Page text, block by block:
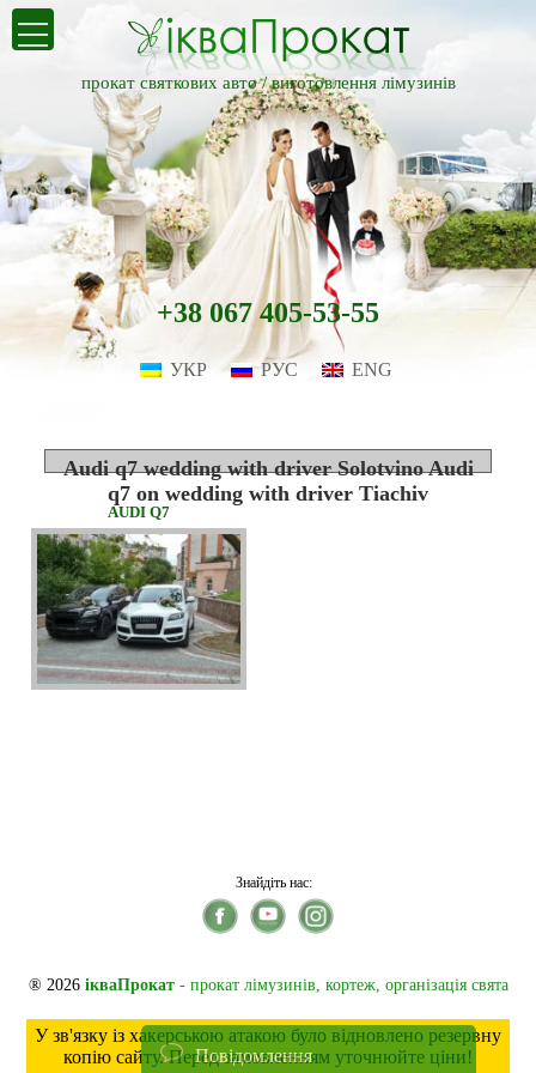
прокат святкових авто /виготовлення лімузинів
+38 067 405-53-55
УКР РУС ENG
Audi q7 wedding with driver Solotvino Audi
q7 on wedding with driver Tiachiv
AUDI Q7
Знайдіть нас:
® 2026 ікваПрокат- прокат лімузинів, кортеж, організація свята
У зв'язку із хакерською атакою було відновлено резервну
копію сайту. Перед замовленням уточнюйте ціни!
Повідомлення